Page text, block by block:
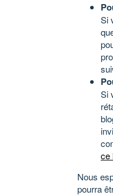
Si
Si
ce
Nous
pourra